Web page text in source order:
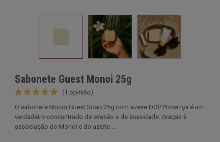
Sabonete Guest Monoi 25g
(1 opinião)
O sabonete Monoï Guest Soap 25g com azeite DOP Provença é um
verdadeiro concentrado de evasão e de suavidade. Graças à
associação do Monoï e do azeite ...